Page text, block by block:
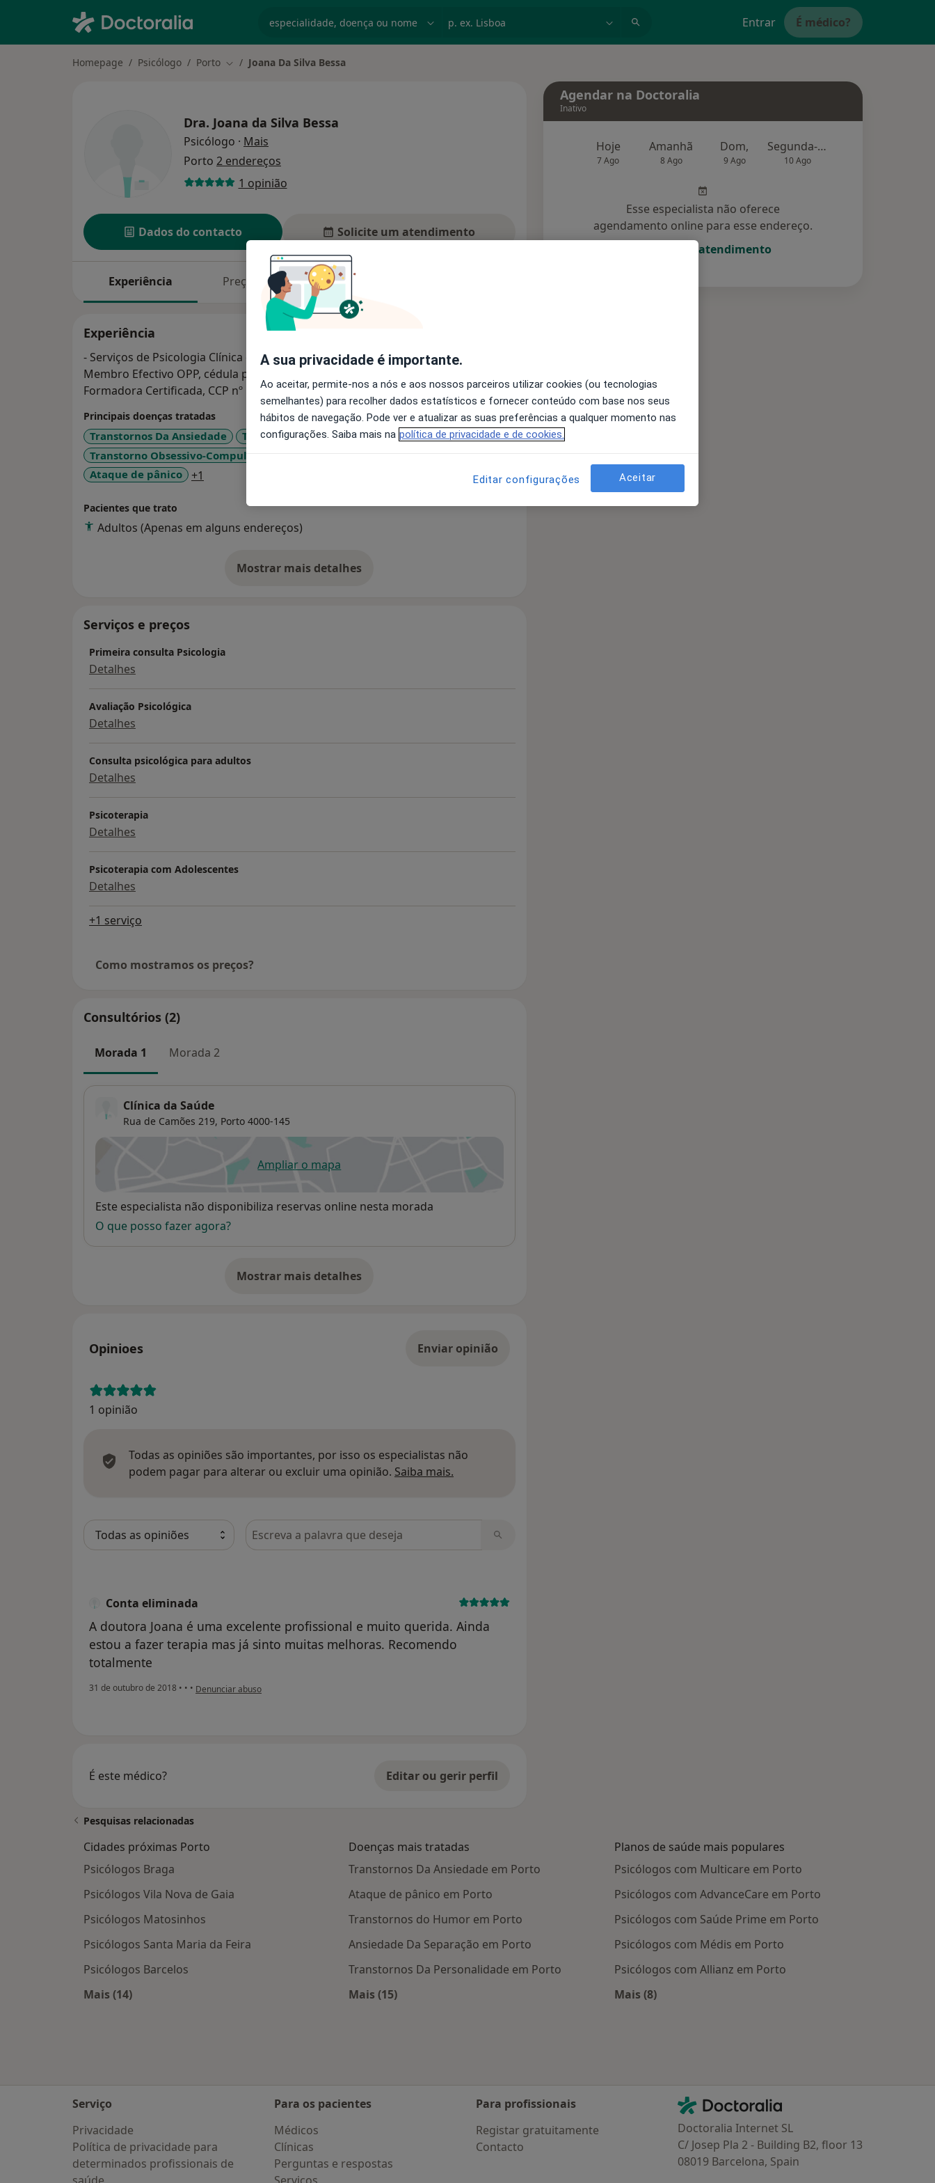
Entrar É médico?
Homepage Psicólogo Porto Mudar de cidade
Joana Da Silva Bessa
Dra. Joana da Silva Bessa
Psicólogo · Mais
Porto 2 endereços
1 opinião
Dados do contacto Solicite um atendimento
Experiência Preços Consultórios
Experiência
- Serviços de Psicologia Clínica e Psicoterapia -
Membro Efectivo OPP, cédula profissional nº 21546
Formadora Certificada, CCP nº 500317/2009DN
Principais doenças tratadas
Transtornos Da Ansiedade
Transtornos Da Personalidade
Transtorno Obsessivo-Compulsivo
Ataque de pânico
+1
Pacientes que trato
Adultos (Apenas em alguns endereços)
Mostrar mais detalhes
sobre a experiência
Serviços e preços
Primeira consulta Psicologia
Detalhes
Avaliação Psicológica
Detalhes
Consulta psicológica para adultos
Detalhes
Psicoterapia
Detalhes
Psicoterapia com Adolescentes
Detalhes
+1 serviço
Como mostramos os preços?
Consultórios (2)
Morada 1 Morada 2
Clínica da Saúde
Rua de Camões 219, Porto 4000-145
Ampliar o mapaabre num novo separador
Disponibilidade
Este especialista não disponibiliza reservas online nesta morada
O que posso fazer agora?
Mostrar mais detalhes
sobre o endereço
Opinioes Enviar opinião
1 opinião
Todas as opiniões são importantes, por isso os especialistas não
podem pagar para alterar ou excluir uma opinião. Saiba mais.
Pesquisar em opiniões
Conta eliminada
A doutora Joana é uma excelente profissional e muito querida. Ainda
estou a fazer terapia mas já sinto muitas melhoras. Recomendo
totalmente
31 de outubro de 2018 • • • na opinião do utilizador Conta eliminada
Denunciar abuso
É este médico? Editar ou gerir perfil
Agendar na Doctoralia
Inativo
Hoje
7 Ago
Amanhã
8 Ago
Dom,
9 Ago
Segunda-feira
10 Ago
Esse especialista não oferece
agendamento online para esse endereço.
Solicite um atendimento
Pesquisas relacionadas
Cidades próximas Porto
Psicólogos Braga
Psicólogos Vila Nova de Gaia
Psicólogos Matosinhos
Psicólogos Santa Maria da Feira
Psicólogos Barcelos
Mais (14)
Doenças mais tratadas
Transtornos Da Ansiedade em Porto
Ataque de pânico em Porto
Transtornos do Humor em Porto
Ansiedade Da Separação em Porto
Transtornos Da Personalidade em Porto
Mais (15)
Planos de saúde mais populares
Psicólogos com Multicare em Porto
Psicólogos com AdvanceCare em Porto
Psicólogos com Saúde Prime em Porto
Psicólogos com Médis em Porto
Psicólogos com Allianz em Porto
Mais (8)
Serviço
Privacidade
Política de privacidade para
determinados profissionais de
Para os pacientes
Médicos
Clínicas
Perguntas e respostas
Para profissionais
Registar gratuitamente
Contacto
Contacto
Doctoralia - Homepage
Doctoralia Internet SL
C/ Josep Pla 2 - Building B2, floor 13
08019 Barcelona, Spain
A sua privacidade é importante.
Ao aceitar, permite-nos a nós e aos nossos parceiros utilizar cookies (ou tecnologias
semelhantes) para recolher dados estatísticos e fornecer conteúdo com base nos seus
hábitos de navegação. Pode ver e atualizar as suas preferências a qualquer momento nas
configurações. Saiba mais na política de privacidade e de cookies.
Editar configurações Aceitar